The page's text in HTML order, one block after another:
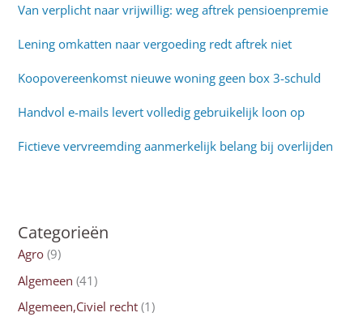
Van verplicht naar vrijwillig: weg aftrek pensioenpremie
Lening omkatten naar vergoeding redt aftrek niet
Koopovereenkomst nieuwe woning geen box 3-schuld
Handvol e-mails levert volledig gebruikelijk loon op
Fictieve vervreemding aanmerkelijk belang bij overlijden
Categorieën
Agro (9)
Algemeen (41)
Algemeen,Civiel recht (1)